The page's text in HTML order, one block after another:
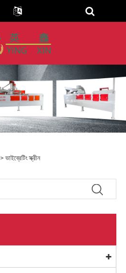
> ভাইব্রেটিং স্ক্রীন